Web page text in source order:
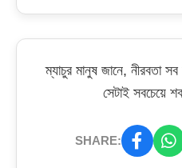
ম্যাচুর মানুষ জানে, নীরবতা
সেটাই সবচেয়ে
SHARE: